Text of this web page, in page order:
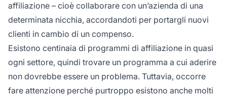
affiliazione – cioè collaborare con un’azienda di una
determinata nicchia, accordandoti per portargli nuovi
clienti in cambio di un compenso.
Esistono centinaia di programmi di affiliazione in quasi
ogni settore, quindi trovare un programma a cui aderire
non dovrebbe essere un problema. Tuttavia, occorre
fare attenzione perché purtroppo esistono anche molti